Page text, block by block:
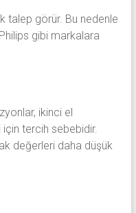
talep görür. Bu nedenle
gibi markalara
ikinci el
için tercih sebebidir.
değerleri daha düşük